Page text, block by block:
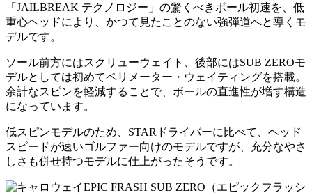
「JAILBREAK テクノロジー」の驚くべきボール初速を、低
重心ヘッドにより、かつて見たことのない強弾道へと導くモ
デルです。
ソール前方にはスクリューウェイト、後部にはSUB ZEROモ
デルとしては初めてペリメーター・ウェイティングを搭載。
余計なスピンを軽減することで、ボールの直進性が増す構造
になっています。
低スピンモデルのため、STARドライバーに比べて、ヘッド
スピードが速いゴルファー向けのモデルですが、充分なやさ
しさも併せ持つモデルに仕上がったそうです。